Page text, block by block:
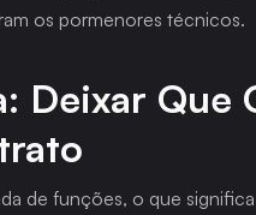
os pormenores técnicos.
Deixar Que
de funções, o que